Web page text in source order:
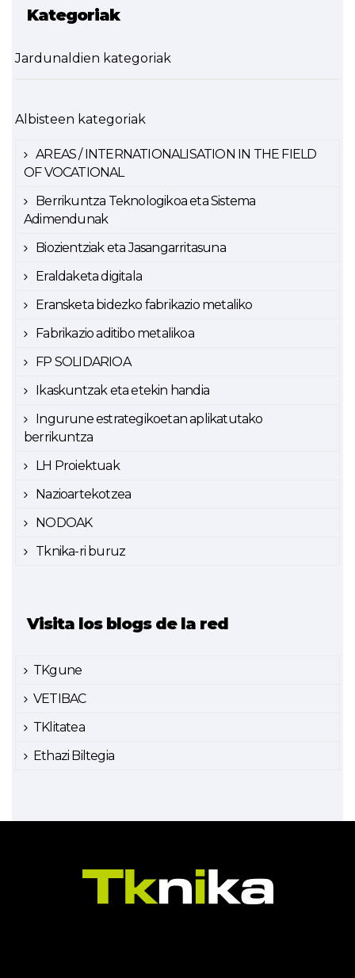
Kategoriak
Jardunaldien kategoriak
Albisteen kategoriak
AREAS / INTERNATIONALISATION IN THE FIELD
OF VOCATIONAL
Berrikuntza Teknologikoa eta Sistema
Adimendunak
Biozientziak eta Jasangarritasuna
Eraldaketa digitala
Eransketa bidezko fabrikazio metaliko
Fabrikazio aditibo metalikoa
FP SOLIDARIOA
Ikaskuntzak eta etekin handia
Ingurune estrategikoetan aplikatutako
berrikuntza
LH Proiektuak
Nazioartekotzea
NODOAK
Tknika-ri buruz
Visita los blogs de la red
TKgune
VETIBAC
TKlitatea
Ethazi Biltegia